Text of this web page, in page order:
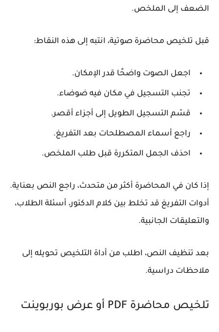
الضعف إلى الملخص.
قبل تلخيص محاضرة صوتية، انتبه إلى هذه النقاط:
اجعل الصوت واضحًا قدر الإمكان.
تجنب التسجيل في مكان فيه ضوضاء.
قسّم التسجيل الطويل إلى أجزاء أقصر.
راجع أسماء المصطلحات بعد التفريغ.
احذف الجمل المتكررة قبل طلب الملخص.
إذا كان في المحاضرة أكثر من متحدث، راجع النص بعناية.
أدوات التفريغ قد تخلط بين كلام الدكتور، أسئلة الطلاب،
والتعليقات الجانبية.
بعد تنظيف النص، اطلب من أداة التلخيص تحويله إلى
ملاحظات دراسية.
تلخيص محاضرة PDF أو عرض بوربوينت